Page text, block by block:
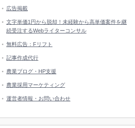
広告掲載
文字単価1円から脱却！未経験から高単価案件を継
続受注するWebライターコンサル
無料広告：Fリフト
記事作成代行
農業ブログ・HP支援
農業採用マーケティング
運営者情報・お問い合わせ